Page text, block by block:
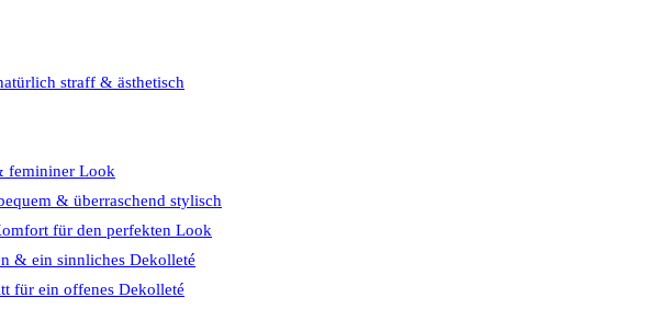
straff & ästhetisch
femininer Look
& überraschend stylisch
für den perfekten Look
& ein sinnliches Dekolleté
für ein offenes Dekolleté